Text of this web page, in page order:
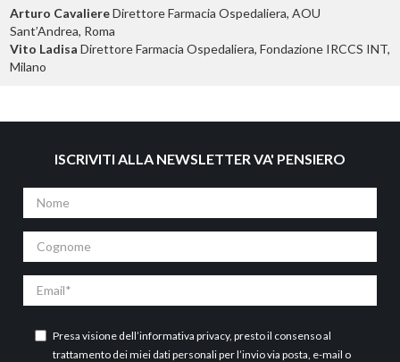
Arturo CavaliereDirettore Farmacia Ospedaliera, AOU
Sant’Andrea, Roma
Vito Ladisa Direttore Farmacia Ospedaliera, Fondazione IRCCS INT,
Milano
ISCRIVITI ALLA NEWSLETTER VA' PENSIERO
Nome
Cognome
Email
Presa visione dell’informativa privacy, presto il consenso al
trattamento dei miei dati personali per l’invio via posta, e-mail o